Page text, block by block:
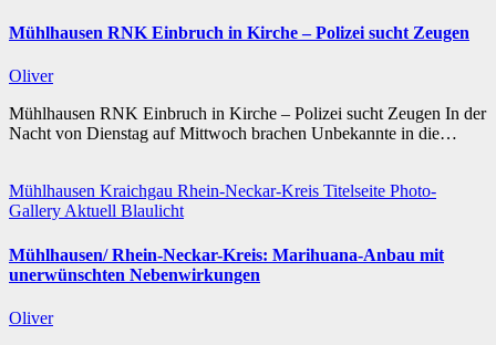
Mühlhausen RNK Einbruch in Kirche – Polizei sucht Zeugen
Oliver
Mühlhausen RNK Einbruch in Kirche – Polizei sucht Zeugen In der
Nacht von Dienstag auf Mittwoch brachen Unbekannte in die…
Mühlhausen Kraichgau Rhein-Neckar-Kreis Titelseite Photo-
GalleryAktuell Blaulicht
Mühlhausen/ Rhein-Neckar-Kreis: Marihuana-Anbau mit
unerwünschten Nebenwirkungen
Oliver